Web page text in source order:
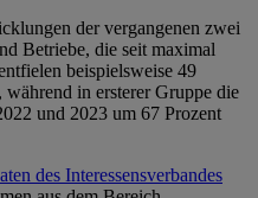
der vergangenen zwei
Betriebe, die seit maximal
beispielsweise 49
in ersterer Gruppe die
und 2023 um 67 Prozent
des Interessensverbandes